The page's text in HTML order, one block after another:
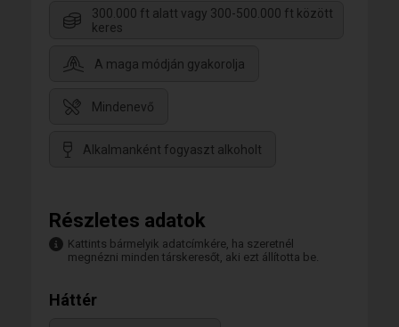
300.000 ft alatt vagy 300-500.000 ft között
keres
A maga módján gyakorolja
Mindenevő
Alkalmanként fogyaszt alkoholt
Részletes adatok
Kattints bármelyik adatcímkére, ha szeretnél
megnézni minden társkeresőt, aki ezt állította be.
Háttér